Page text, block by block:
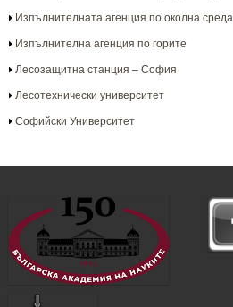
Изпълнителната агенция по околна среда
Изпълнителна агенция по горите
Лесозащитна станция – София
Лесотехнически университет
Софийски Университет